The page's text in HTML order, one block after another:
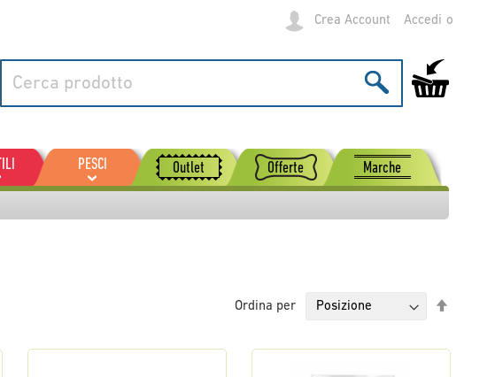
Crea Account Accedi
Carrello
PESCI Outlet Offerte Marche
Ordina per